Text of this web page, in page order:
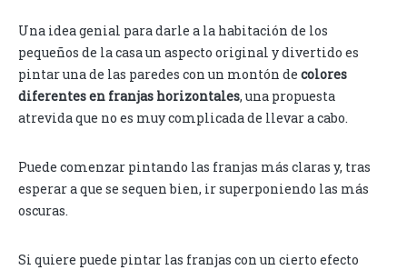
Una idea genial para darle a la habitación de los
pequeños de la casa un aspecto original y divertido es
pintar una de las paredes con un montón de colores
diferentes en franjas horizontales, una propuesta
atrevida que no es muy complicada de llevar a cabo.
Puede comenzar pintando las franjas más claras y, tras
esperar a que se sequen bien, ir superponiendo las más
oscuras.
Si quiere puede pintar las franjas con un cierto efecto